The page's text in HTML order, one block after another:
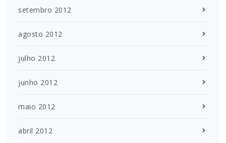
setembro 2012
agosto 2012
julho 2012
junho 2012
maio 2012
abril 2012